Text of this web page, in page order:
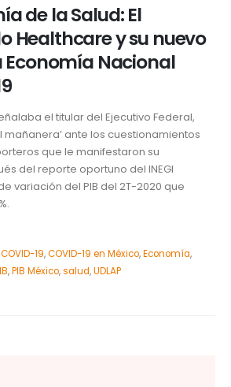
de la Salud: El
Healthcare y su nuevo
Economía Nacional
el titular del Ejecutivo Federal,
mañanera’ ante los cuestionamientos
que le manifestaron su
del reporte oportuno del INEGI
variación del PIB del 2T-2020 que
COVID-19,COVID-19 en México,Economía,
,PIB México,salud,UDLAP